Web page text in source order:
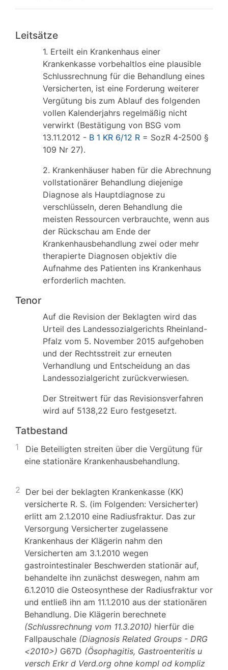
Leitsätze
1. Erteilt ein Krankenhaus einer
Krankenkasse vorbehaltlos eine plausible
Schlussrechnung für die Behandlung eines
Versicherten, ist eine Forderung weiterer
Vergütung bis zum Ablauf des folgenden
vollen Kalenderjahrs regelmäßig nicht
verwirkt (Bestätigung von BSG vom
13.11.2012 - B 1 KR 6/12 R = SozR 4-2500 §
109 Nr 27).
2. Krankenhäuser haben für die Abrechnung
vollstationärer Behandlung diejenige
Diagnose als Hauptdiagnose zu
verschlüsseln, deren Behandlung die
meisten Ressourcen verbrauchte, wenn aus
der Rückschau am Ende der
Krankenhausbehandlung zwei oder mehr
therapierte Diagnosen objektiv die
Aufnahme des Patienten ins Krankenhaus
erforderlich machten.
Tenor
Auf die Revision der Beklagten wird das
Urteil des Landessozialgerichts Rheinland-
Pfalz vom 5. November 2015 aufgehoben
und der Rechtsstreit zur erneuten
Verhandlung und Entscheidung an das
Landessozialgericht zurückverwiesen.
Der Streitwert für das Revisionsverfahren
wird auf 5138,22 Euro festgesetzt.
Tatbestand
1
Die Beteiligten streiten über die Vergütung für
eine stationäre Krankenhausbehandlung.
2 Der bei der beklagten Krankenkasse (KK)
versicherte R. S. (im Folgenden: Versicherter)
erlitt am 2.1.2010 eine Radiusfraktur. Das zur
Versorgung Versicherter zugelassene
Krankenhaus der Klägerin nahm den
Versicherten am 3.1.2010 wegen
gastrointestinaler Beschwerden stationär auf,
behandelte ihn zunächst deswegen, nahm am
6.1.2010 die Osteosynthese der Radiusfraktur vor
und entließ ihn am 11.1.2010 aus der stationären
Behandlung. Die Klägerin berechnete
(Schlussrechnung vom 11.3.2010) hierfür die
Fallpauschale (Diagnosis Related Groups - DRG
<2010>) G67D (Ösophagitis, Gastroenteritis u
versch Erkr d Verd.org ohne kompl od kompliz